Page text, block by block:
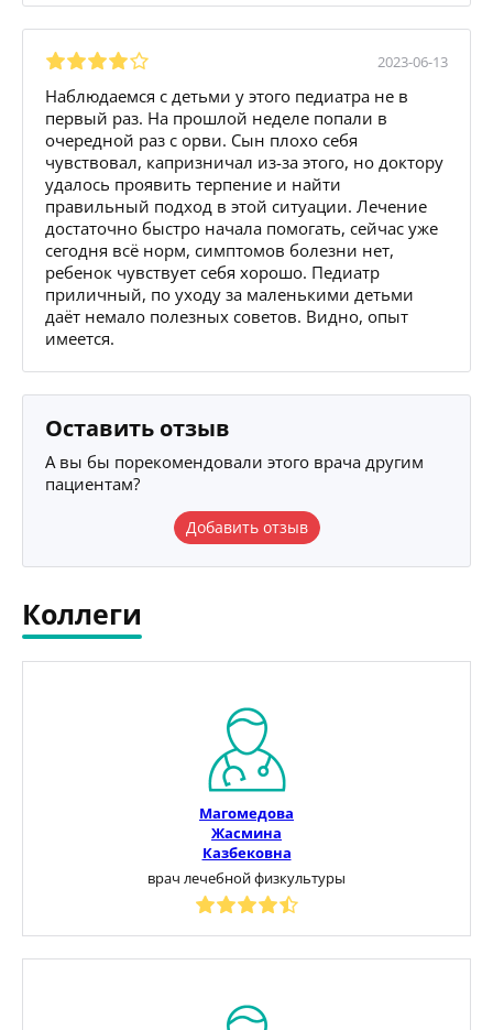
2023-06-13
Наблюдаемся с детьми у этого педиатра не в
первый раз. На прошлой неделе попали в
очередной раз с орви. Сын плохо себя
чувствовал, капризничал из-за этого, но доктору
удалось проявить терпение и найти
правильный подход в этой ситуации. Лечение
достаточно быстро начала помогать, сейчас уже
сегодня всё норм, симптомов болезни нет,
ребенок чувствует себя хорошо. Педиатр
приличный, по уходу за маленькими детьми
даёт немало полезных советов. Видно, опыт
имеется.
Оставить отзыв
А вы бы порекомендовали этого врача другим
пациентам?
Добавить отзыв
Коллеги
Магомедова
Жасмина
Казбековна
врач лечебной физкультуры